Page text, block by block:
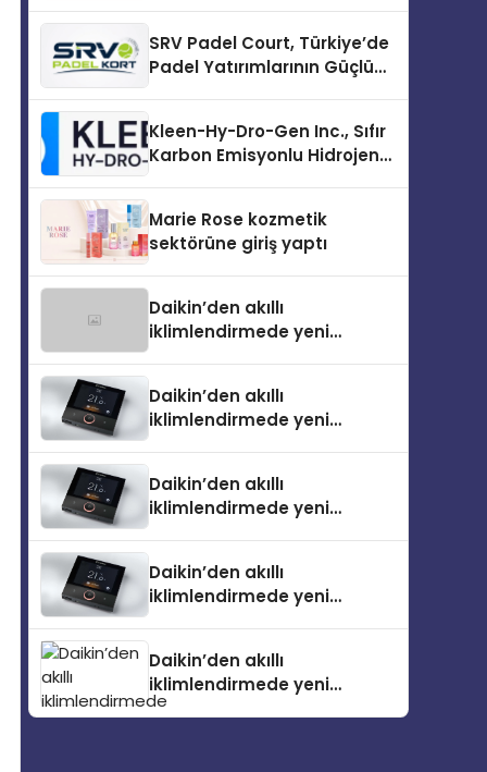
SRV Padel Court, Türkiye’de
Padel Yatırımlarının Güçlü
Kleen-Hy-Dro-Gen Inc., Sıfır
Karbon Emisyonlu Hidrojen
Aldı
Marie Rose kozmetik
sektörüne giriş yaptı
Daikin’den akıllı
iklimlendirmede yeni
Daikin’den akıllı
iklimlendirmede yeni
Daikin’den akıllı
iklimlendirmede yeni
Daikin’den akıllı
iklimlendirmede yeni
Daikin’den akıllı
iklimlendirmede yeni
dönem: Madoka Plus